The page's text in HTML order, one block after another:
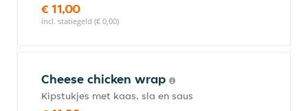
€ 11,00
incl. statiegeld (€ 0,00)
Cheese chicken wrap
Kipstukjes met kaas, sla en saus